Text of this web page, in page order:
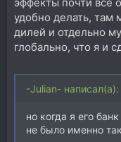
удобно делать, там
дилей и отдельно
глобально, что я и
-Julian- написал(а):
но когда я его
не было именно